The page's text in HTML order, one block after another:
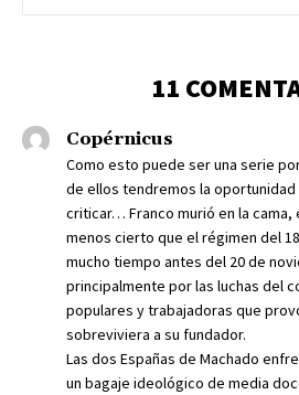
11
Copérnicus
Como esto puede ser una serie
de ellos tendremos la oportunidad
criticar… Franco murió en la
menos cierto que el régimen del
mucho tiempo antes del 20 de
principalmente por las luchas del
populares y trabajadoras que
sobreviviera a su fundador.
Las dos Españas de Machado
un bagaje ideológico de media